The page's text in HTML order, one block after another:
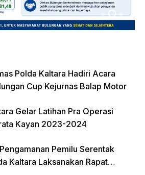
Polda Kaltara Hadiri Acara
Cup Kejurnas Balap Motor
Gelar Latihan Pra Operasi
Kayan 2023-2024
Pemilu Serentak
Kaltara Laksanakan Rapat